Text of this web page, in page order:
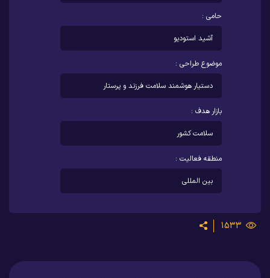
حامی :
آشید استودیو
موضوع طراحی :
دستیار هوشمند سلامت فرزند و پرستار
بازار هدف :
سلامت کشور
منطقه فعالیت :
بین المللی
1533